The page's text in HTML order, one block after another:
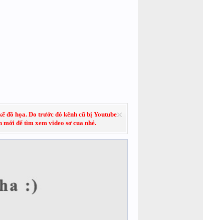
đồ họa. Do trước đó kênh cũ bị Youtube
để tìm xem video sơ cua nhé.